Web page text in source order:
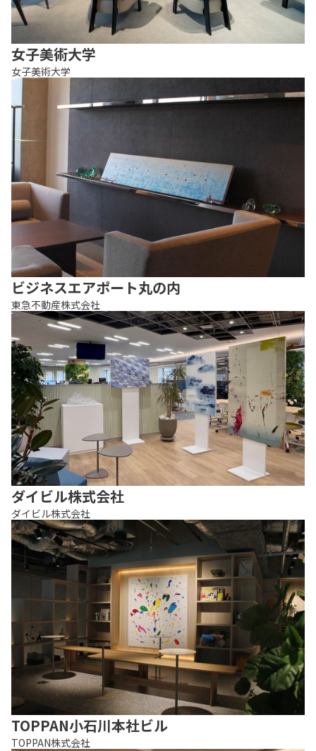
女子美術大学
女子美術大学
ビジネスエアポート丸の内
東急不動産株式会社
ダイビル株式会社
ダイビル株式会社
TOPPAN小石川本社ビル
TOPPAN株式会社